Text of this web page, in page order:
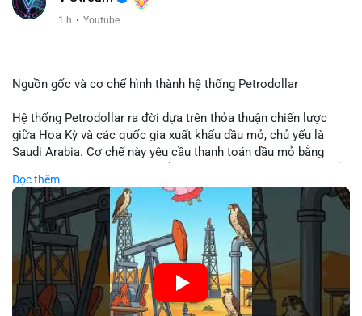
Xem chi tiết các bài viết đầy đủ tại dòng thời gian của Vlike.vn!
1 h · Youtube
Nguồn gốc và cơ chế hình thành hệ thống Petrodollar
Hệ thống Petrodollar ra đời dựa trên thỏa thuận chiến lược
giữa Hoa Kỳ và các quốc gia xuất khẩu dầu mỏ, chủ yếu là
Saudi Arabia. Cơ chế này yêu cầu thanh toán dầu mỏ bằng
đồng tiền này trong thương mại quốc tế. Sự thống trị của
Petrodollar đóng vai trò then chốt trong việc củng cố sức
mạnh tài chính Mỹ và ảnh hưởng trực tiếp đến dòng vốn toàn
cầu.
🎥 Xem video trực tiếp tại:
Nguồn: Cú Thông Thái
Đọc thêm